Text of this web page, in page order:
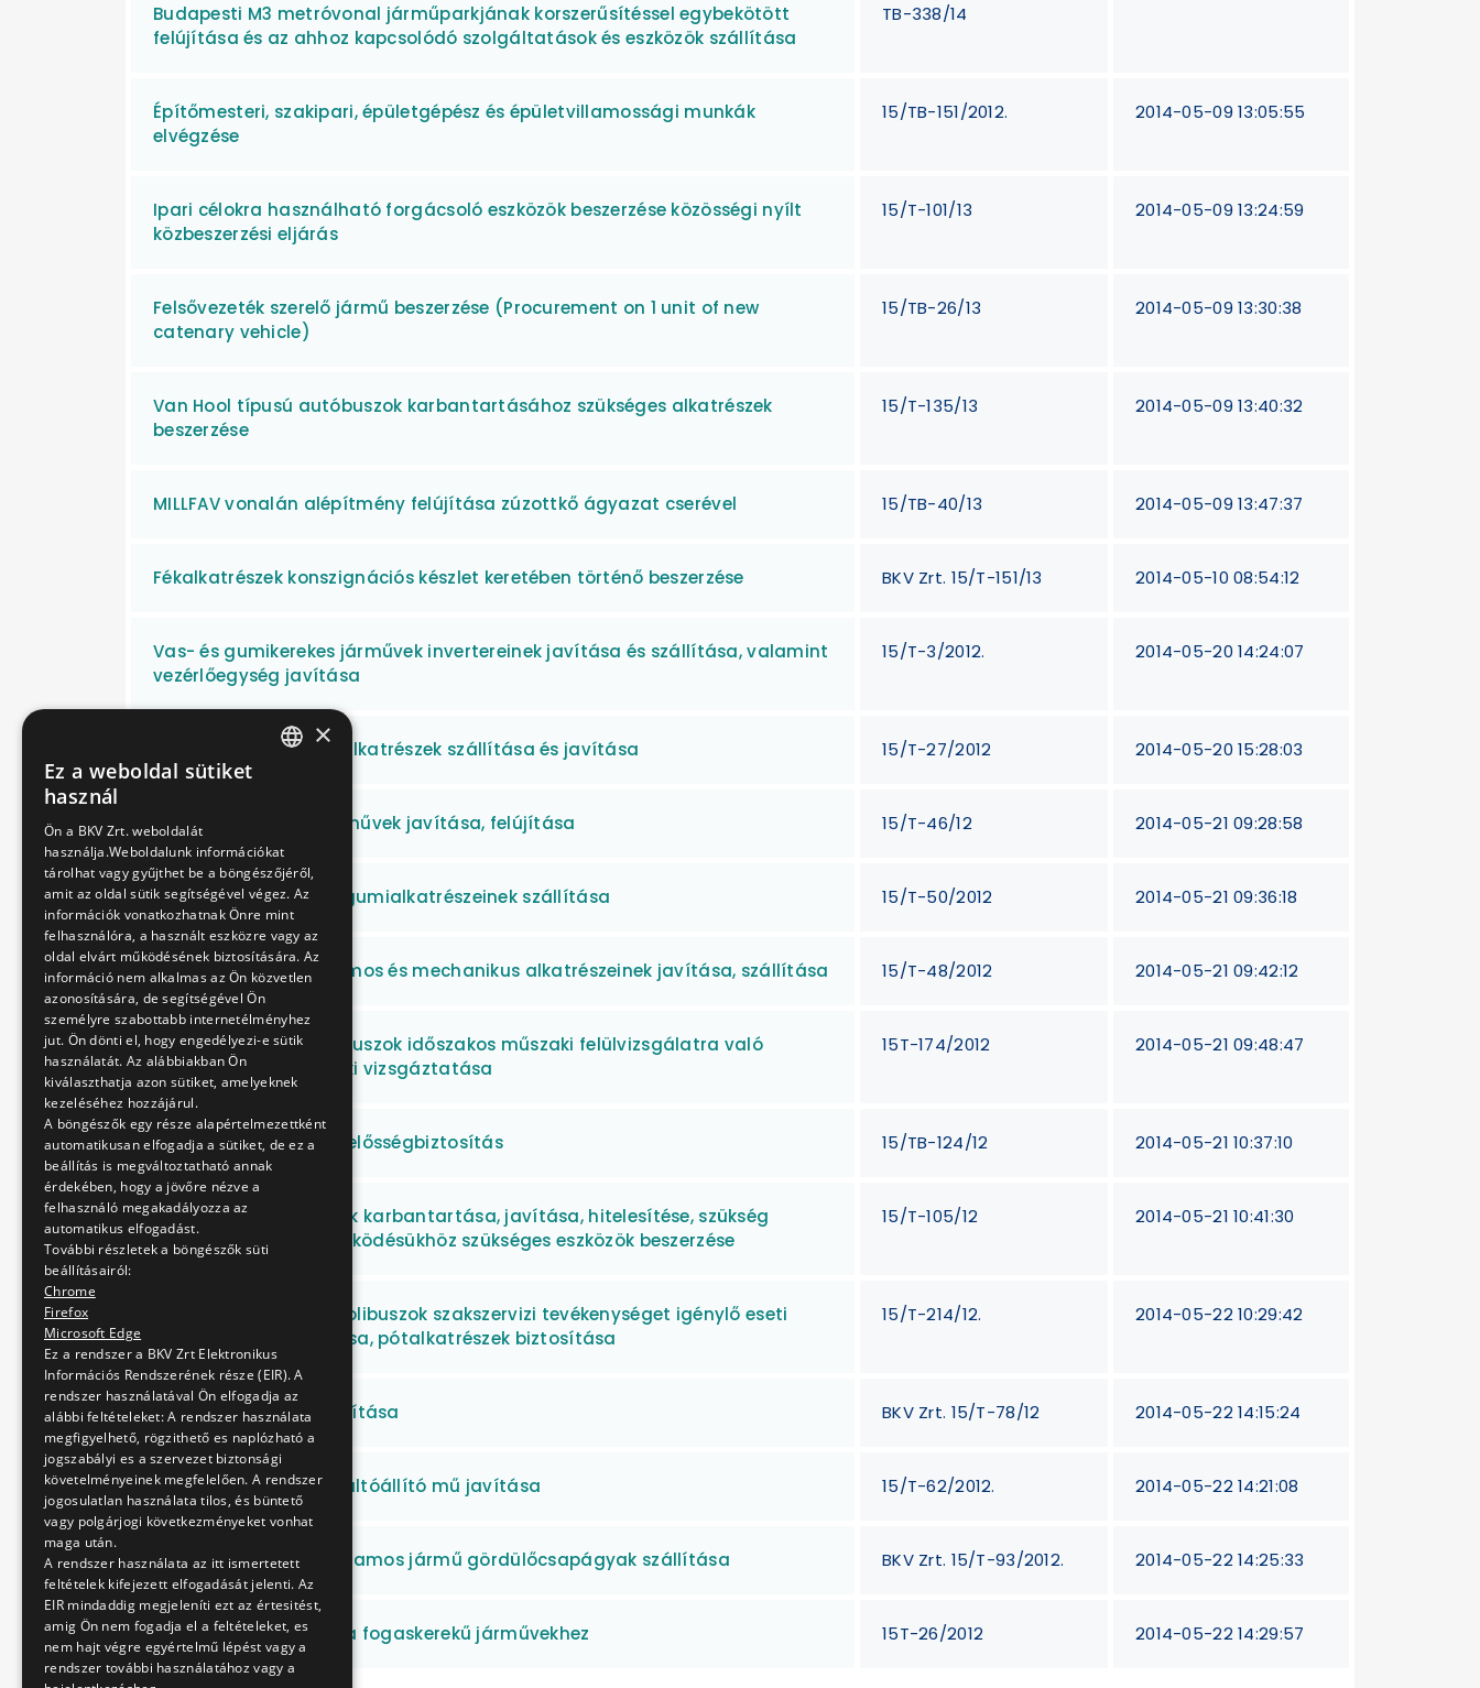
Budapesti M3 metróvonal járműparkjának korszerűsítéssel egybekötött
felújítása és az ahhoz kapcsolódó szolgáltatások és eszközök szállítása
TB-338/14
Építőmesteri, szakipari, épületgépész és épületvillamossági munkák
elvégzése
15/TB-151/2012. 2014-05-09 13:05:55
Ipari célokra használható forgácsoló eszközök beszerzése közösségi nyílt
közbeszerzési eljárás
15/T-101/13 2014-05-09 13:24:59
Felsővezeték szerelő jármű beszerzése (Procurement on 1 unit of new
catenary vehicle)
15/TB-26/13 2014-05-09 13:30:38
Van Hool típusú autóbuszok karbantartásához szükséges alkatrészek
beszerzése
15/T-135/13 2014-05-09 13:40:32
MILLFAV vonalán alépítmény felújítása zúzottkő ágyazat cserével 15/TB-40/13 2014-05-09 13:47:37
Fékalkatrészek konszignációs készlet keretében történő beszerzése BKV Zrt. 15/T-151/13 2014-05-10 08:54:12
Vas- és gumikerekes járművek invertereinek javítása és szállítása, valamint
vezérlőegység javítása
15/T-3/2012. 2014-05-20 14:24:07
Villamos áramszedő alkatrészek szállítása és javítása 15/T-27/2012 2014-05-20 15:28:03
Autóbusz differenciálművek javítása, felújítása 15/T-46/12 2014-05-21 09:28:58
Vaskerekes járművek gumialkatrészeinek szállítása 15/T-50/2012 2014-05-21 09:36:18
Villamos ajtók elektromos és mechanikus alkatrészeinek javítása, szállítása 15/T-48/2012 2014-05-21 09:42:12
Van Hool típusú autóbuszok időszakos műszaki felülvizsgálatra való
felkészítése és műszaki vizsgáztatása
15T-174/2012 2014-05-21 09:48:47
Kötelező gépjármű felelősségbiztosítás 15/TB-124/12 2014-05-21 10:37:10
Üzemanyagtöltő kutak karbantartása, javítása, hitelesítése, szükség
szerinti fejlesztése, működésükhöz szükséges eszközök beszerzése
15/T-105/12 2014-05-21 10:41:30
MAN NGE 152 típusú trolibuszok szakszervizi tevékenységet igénylő eseti
javítása, karbantartása, pótalkatrészek biztosítása
15/T-214/12. 2014-05-22 10:29:42
HÉV fogaskerekek szállítása BKV Zrt. 15/T-78/12 2014-05-22 14:15:24
Villamos vonalakon váltóállító mű javítása 15/T-62/2012. 2014-05-22 14:21:08
HÉV, Metró, MFAV és Villamos jármű gördülőcsapágyak szállítása BKV Zrt. 15/T-93/2012. 2014-05-22 14:25:33
BSI fékdobok szállítása fogaskerekű járművekhez 15T-26/2012 2014-05-22 14:29:57
×
Ez a weboldal sütiket
használ
Ön a BKV Zrt. weboldalát
használja.Weboldalunk információkat
tárolhat vagy gyűjthet be a böngészőjéről,
amit az oldal sütik segítségével végez. Az
információk vonatkozhatnak Önre mint
felhasználóra, a használt eszközre vagy az
oldal elvárt működésének biztosítására. Az
információ nem alkalmas az Ön közvetlen
azonosítására, de segítségével Ön
személyre szabottabb internetélményhez
jut. Ön dönti el, hogy engedélyezi-e sütik
használatát. Az alábbiakban Ön
kiválaszthatja azon sütiket, amelyeknek
kezeléséhez hozzájárul.
A böngészők egy része alapértelmezettként
automatikusan elfogadja a sütiket, de ez a
beállítás is megváltoztatható annak
érdekében, hogy a jövőre nézve a
felhasználó megakadályozza az
automatikus elfogadást.
További részletek a böngészők süti
beállításairól:
Chrome
Firefox
Microsoft Edge
Ez a rendszer a BKV Zrt Elektronikus
Információs Rendszerének része (EIR). A
rendszer használatával Ön elfogadja az
alábbi feltételeket: A rendszer használata
megfigyelhető, rögzithető es naplózható a
jogszabályi es a szervezet biztonsági
követelményeinek megfelelően. A rendszer
jogosulatlan használata tilos, és büntető
vagy polgárjogi következményeket vonhat
maga után.
A rendszer használata az itt ismertetett
feltételek kifejezett elfogadását jelenti. Az
EIR mindaddig megjeleníti ezt az értesitést,
amig Ön nem fogadja el a feltételeket, es
nem hajt végre egyértelmű lépést vagy a
rendszer további használatához vagy a